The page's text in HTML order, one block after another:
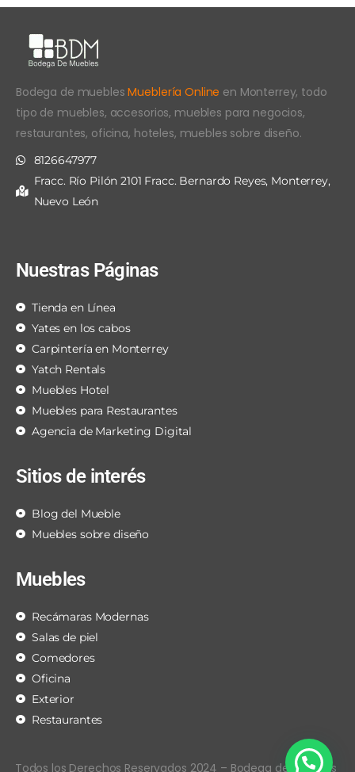
Bodega de mueblesMueblería Online en Monterrey, todo
tipo de muebles, accesorios, muebles para negocios,
restaurantes, oficina, hoteles, muebles sobre diseño.
8126647977
Fracc. Río Pilón 2101 Fracc. Bernardo Reyes, Monterrey,
Nuevo León
Nuestras Páginas
Tienda en Línea
Yates en los cabos
Carpintería en Monterrey
Yatch Rentals
Muebles Hotel
Muebles para Restaurantes
Agencia de Marketing Digital
Sitios de interés
Blog del Mueble
Muebles sobre diseño
Muebles
Recámaras Modernas
Salas de piel
Comedores
Oficina
Exterior
Restaurantes
Todos los Derechos Reservados 2024 – Bodega de Muebles